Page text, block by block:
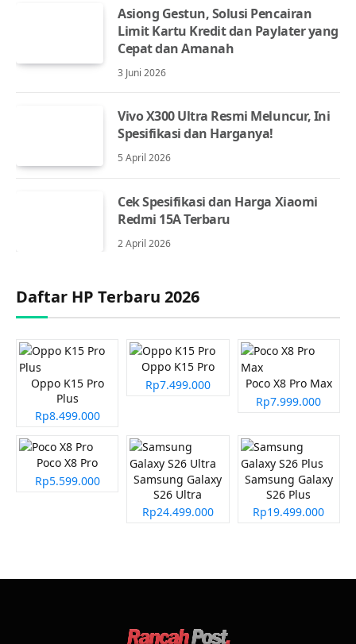
Asiong Gestun, Solusi Pencairan
Limit Kartu Kredit dan Paylater yang
Cepat dan Amanah
3 Juni 2026
Vivo X300 Ultra Resmi Meluncur, Ini
Spesifikasi dan Harganya!
5 April 2026
Cek Spesifikasi dan Harga Xiaomi
Redmi 15A Terbaru
2 April 2026
Daftar HP Terbaru 2026
Oppo K15 Pro
Plus
Rp8.499.000
Oppo K15 Pro
Rp7.499.000
Poco X8 Pro Max
Rp7.999.000
Poco X8 Pro
Rp5.599.000
Samsung Galaxy
S26 Ultra
Rp24.499.000
Samsung Galaxy
S26 Plus
Rp19.499.000